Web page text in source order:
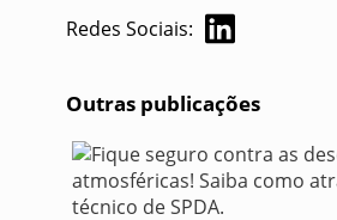
Redes Sociais:
Outras publicações